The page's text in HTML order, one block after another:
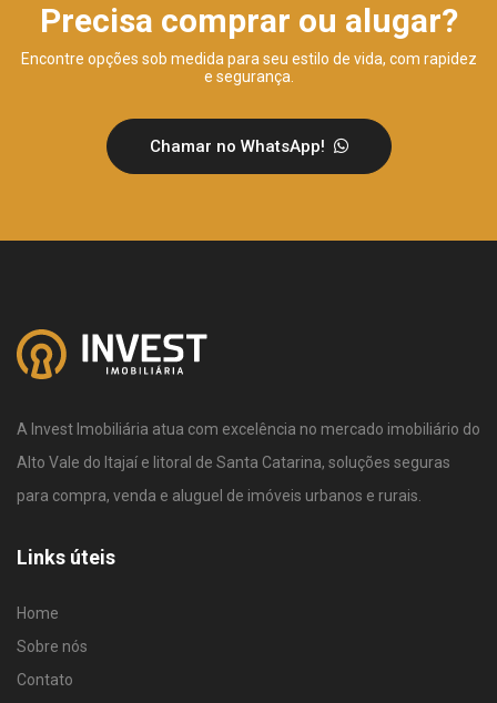
Precisa comprar ou alugar?
Encontre opções sob medida para seu estilo de vida, com rapidez
e segurança.
Chamar no WhatsApp!
A Invest Imobiliária atua com excelência no mercado imobiliário do
Alto Vale do Itajaí e litoral de Santa Catarina, soluções seguras
para compra, venda e aluguel de imóveis urbanos e rurais.
Links úteis
Home
Sobre nós
Contato